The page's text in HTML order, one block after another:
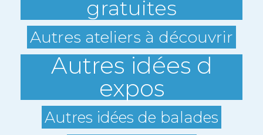
gratuites
Autres ateliers à découvrir
Autres idées d
expos
Autres idées de balades